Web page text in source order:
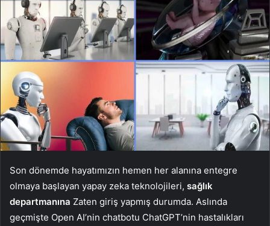
Son dönemde hayatımızın hemen her alanına entegre
olmaya başlayan yapay zeka teknolojileri, sağlık
departmanına Zaten giriş yapmış durumda. Aslında
geçmişte Open AI’nin chatbotu ChatGPT’nin hastalıkları